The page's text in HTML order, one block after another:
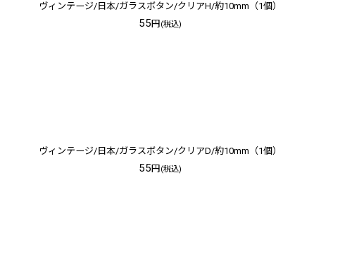
ヴィンテージ/日本/ガラスボタン/クリアH/約10mm（1個）
55 円 (税込)
ヴィンテージ/日本/ガラスボタン/クリアD/約10mm（1個）
55 円 (税込)